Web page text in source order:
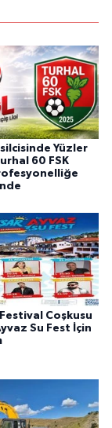
Yüzler
60 FSK
Coşkusu
Su Fest İçin